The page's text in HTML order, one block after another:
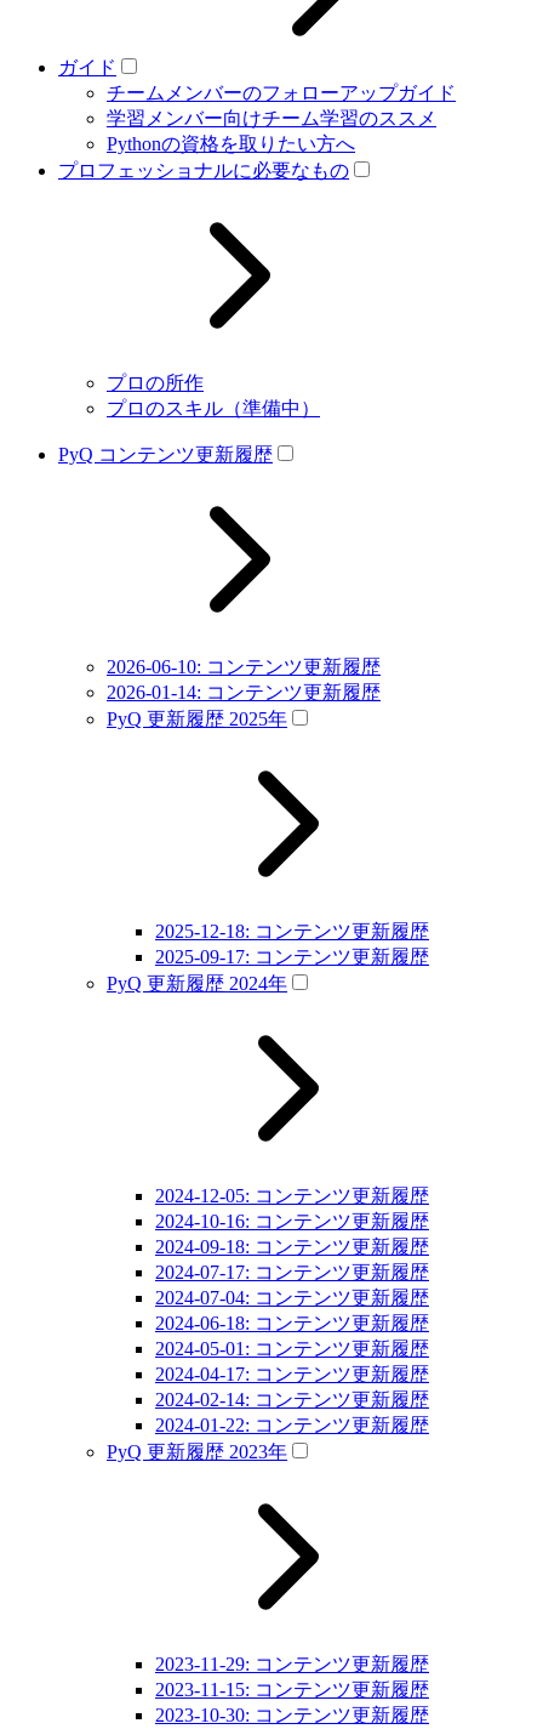
ガイド
チームメンバーのフォローアップガイド
学習メンバー向けチーム学習のススメ
Pythonの資格を取りたい方へ
プロフェッショナルに必要なもの
プロの所作
プロのスキル（準備中）
PyQ コンテンツ更新履歴
2026-06-10: コンテンツ更新履歴
2026-01-14: コンテンツ更新履歴
PyQ 更新履歴 2025年
2025-12-18: コンテンツ更新履歴
2025-09-17: コンテンツ更新履歴
PyQ 更新履歴 2024年
2024-12-05: コンテンツ更新履歴
2024-10-16: コンテンツ更新履歴
2024-09-18: コンテンツ更新履歴
2024-07-17: コンテンツ更新履歴
2024-07-04: コンテンツ更新履歴
2024-06-18: コンテンツ更新履歴
2024-05-01: コンテンツ更新履歴
2024-04-17: コンテンツ更新履歴
2024-02-14: コンテンツ更新履歴
2024-01-22: コンテンツ更新履歴
PyQ 更新履歴 2023年
2023-11-29: コンテンツ更新履歴
2023-11-15: コンテンツ更新履歴
2023-10-30: コンテンツ更新履歴